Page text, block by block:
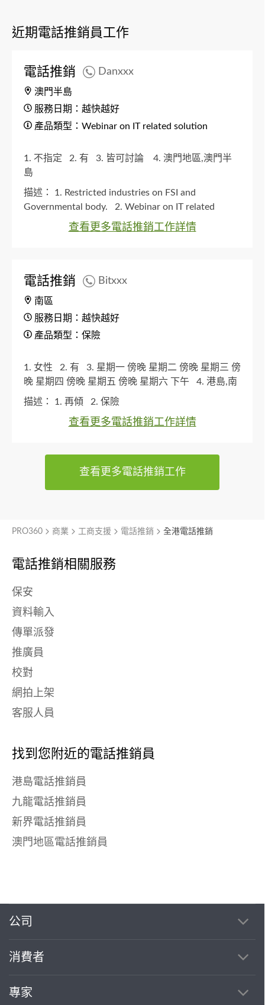
近期電話推銷員工作
電話推銷 Danxxx
澳門半島
服務日期：越快越好
產品類型：Webinar on IT related solution
1. 不指定 2. 有 3. 皆可討論
4. 澳門地區,澳門半
島
描述： 1. Restricted industries on FSI and
Governmental body.
2. Webinar on IT related
查看更多電話推銷工作詳情
電話推銷 Bitxxx
南區
服務日期：越快越好
產品類型：保險
1. 女性 2. 有
3. 星期一 傍晚 星期二 傍晚 星期三 傍
晚 星期四 傍晚 星期五 傍晚 星期六 下午
4. 港島,南
區
描述： 1. 再傾 2. 保險
查看更多電話推銷工作詳情
查看更多電話推銷工作
電話推銷相關服務
保安
資料輸入
傳單派發
推廣員
校對
網拍上架
客服人員
找到您附近的電話推銷員
港島電話推銷員
九龍電話推銷員
新界電話推銷員
澳門地區電話推銷員
PRO360 商業 工商支援 電話推銷 全港電話推銷
公司
消費者
專家